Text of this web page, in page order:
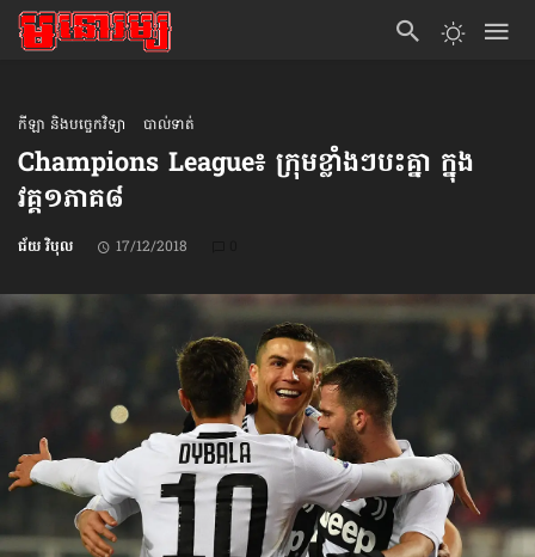
កីឡា និងបច្ចេកវិទ្យា បាល់ទាត់
Champions League៖ ក្រុម​ខ្លាំងៗ​បះ​គ្នា ក្នុង​
វគ្គ១ភាគ៨
ជ័យ វិបុល 17/12/2018